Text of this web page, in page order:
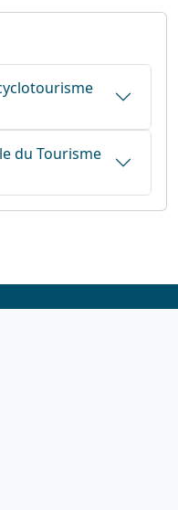
du Tourisme